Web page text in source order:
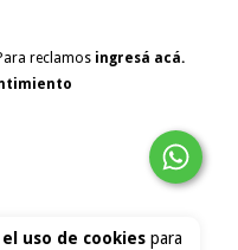
uso de cookies para
reclamos ingresá acá.